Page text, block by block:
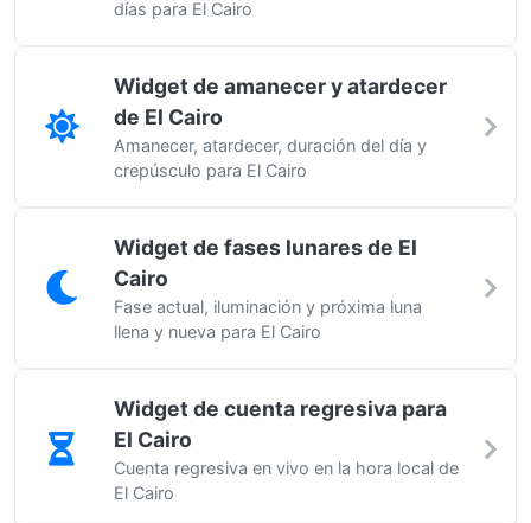
días para El Cairo
Widget de amanecer y atardecer
de El Cairo
Amanecer, atardecer, duración del día y
crepúsculo para El Cairo
Widget de fases lunares de El
Cairo
Fase actual, iluminación y próxima luna
llena y nueva para El Cairo
Widget de cuenta regresiva para
El Cairo
Cuenta regresiva en vivo en la hora local de
El Cairo